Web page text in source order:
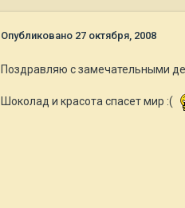
Опубликовано 27 октября, 2008
Поздравляю с замечательными
Шоколад и красота спасет мир :(